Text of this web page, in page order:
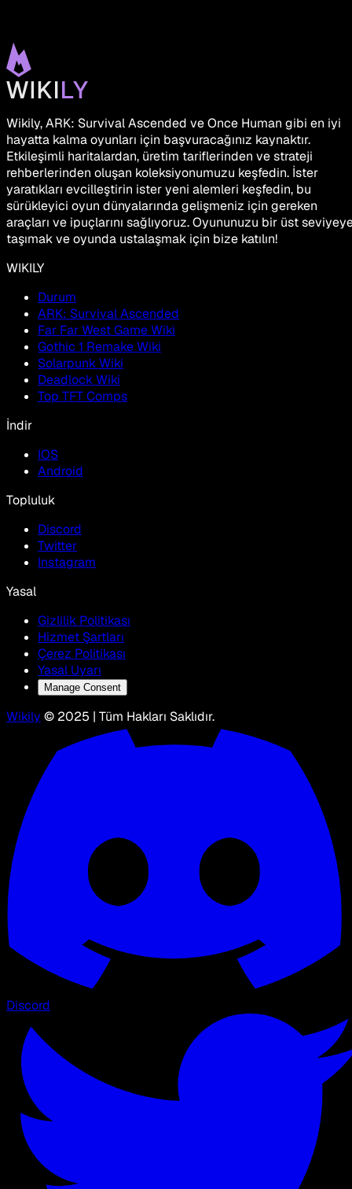
Wikily, ARK: Survival Ascended ve Once Human gibi en iyi
hayatta kalma oyunları için başvuracağınız kaynaktır.
Etkileşimli haritalardan, üretim tariflerinden ve strateji
rehberlerinden oluşan koleksiyonumuzu keşfedin. İster
yaratıkları evcilleştirin ister yeni alemleri keşfedin, bu
sürükleyici oyun dünyalarında gelişmeniz için gereken
araçları ve ipuçlarını sağlıyoruz. Oyununuzu bir üst
taşımak ve oyunda ustalaşmak için bize katılın!
WIKILY
Durum
ARK: Survival Ascended
Far Far West Game Wiki
Gothic 1 Remake Wiki
Solarpunk Wiki
Deadlock Wiki
Top TFT Comps
İndir
IOS
Android
Topluluk
Discord
Twitter
Instagram
Yasal
Gizlilik Politikası
Hizmet Şartları
Çerez Politikası
Yasal Uyarı
Manage Consent
Wikily © 2025 | Tüm Hakları Saklıdır.
Discord